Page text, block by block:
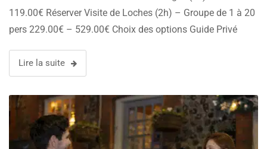
119.00€ Réserver Visite de Loches (2h) – Groupe de 1 à 20
pers 229.00€ – 529.00€ Choix des options Guide Privé
Lire la suite